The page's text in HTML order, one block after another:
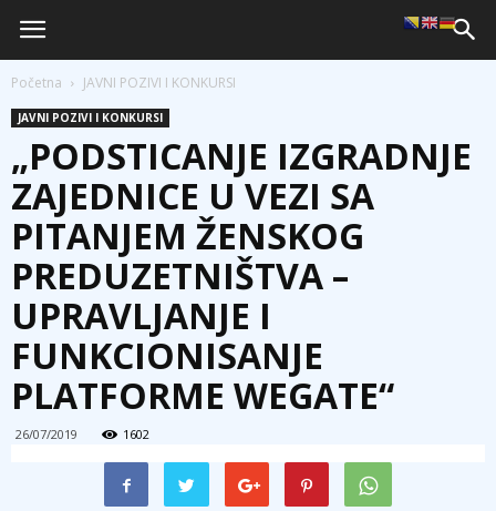
Početna JAVNI POZIVI I KONKURSI
JAVNI POZIVI I KONKURSI
„PODSTICANJE IZGRADNJE
ZAJEDNICE U VEZI SA
PITANJEM ŽENSKOG
PREDUZETNIŠTVA –
UPRAVLJANJE I
FUNKCIONISANJE
PLATFORME WEGATE“
26/07/2019 1602